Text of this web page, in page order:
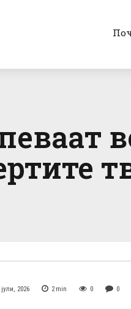
јули, 2026 2 min 0 0